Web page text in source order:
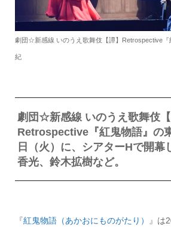
劇団☆新感線 いのうえ歌舞伎【譚】Retrospective
紀
劇団☆新感線 いのうえ歌舞伎【
Retrospective『紅鬼物語』の
日（火）に、シアターHで開幕
香光、鈴木拡樹など。
『紅鬼物語（あかおにものがたり）
』は